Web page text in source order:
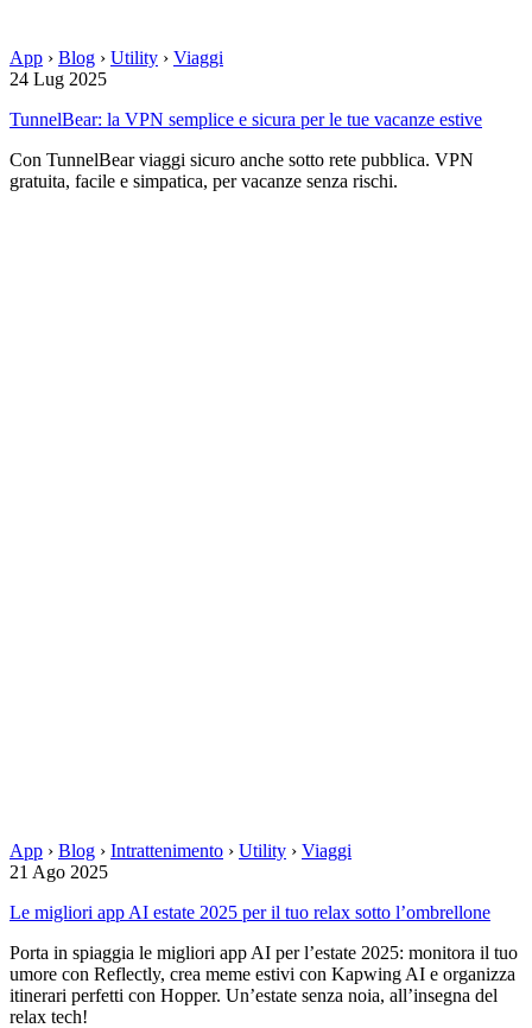
App › Blog › Utility › Viaggi
24 Lug 2025
TunnelBear: la VPN semplice e sicura per le tue vacanze estive
Con TunnelBear viaggi sicuro anche sotto rete pubblica. VPN
gratuita, facile e simpatica, per vacanze senza rischi.
App › Blog › Intrattenimento › Utility › Viaggi
21 Ago 2025
Le migliori app AI estate 2025 per il tuo relax sotto l’ombrellone
Porta in spiaggia le migliori app AI per l’estate 2025: monitora il tuo
umore con Reflectly, crea meme estivi con Kapwing AI e organizza
itinerari perfetti con Hopper. Un’estate senza noia, all’insegna del
relax tech!